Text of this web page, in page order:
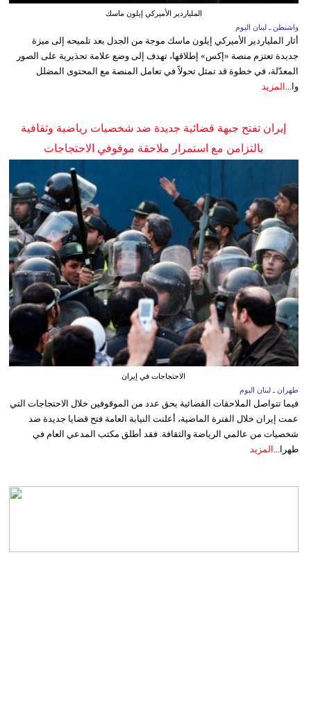
الملياردير الأميركي إيلون ماسك
واشنطن ـ لبنان اليوم
أثار الملياردير الأميركي إيلون ماسك موجة من الجدل بعد تلميحه إلى ميزة
جديدة تعتزم منصة «إكس» إطلاقها، تهدف إلى وضع علامة تحذيرية على الصور
المعدّلة، في خطوة قد تمثل تحولاً في تعامل المنصة مع المحتوى المضلل
وا...
المزيد
إيران تفتح جبهة قضائية جديدة ضد شخصيات رياضية وثقافية
بالتزامن مع استمرار ملاحقة موقوفي الاحتجاجات
الاحتجاجات في إيران
طهران ـ لبنان اليوم
فيما تتواصل الملاحقات القضائية بحق عدد من الموقوفين خلال الاحتجاجات التي
عمت إيران خلال الفترة الماضية، أعلنت النيابة العامة فتح قضايا جديدة ضد
شخصيات من عالمي الرياضة والثقافة. فقد أطلق مكتب المدعي العام في
طهرا... المزيد